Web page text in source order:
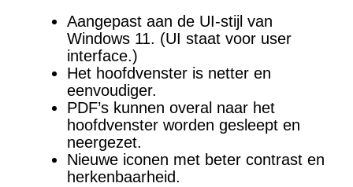
Aangepast aan de UI-stijl van
Windows 11. (UI staat voor user
interface.)
Het hoofdvenster is netter en
eenvoudiger.
PDF’s kunnen overal naar het
hoofdvenster worden gesleept en
neergezet.
Nieuwe iconen met beter contrast en
herkenbaarheid.